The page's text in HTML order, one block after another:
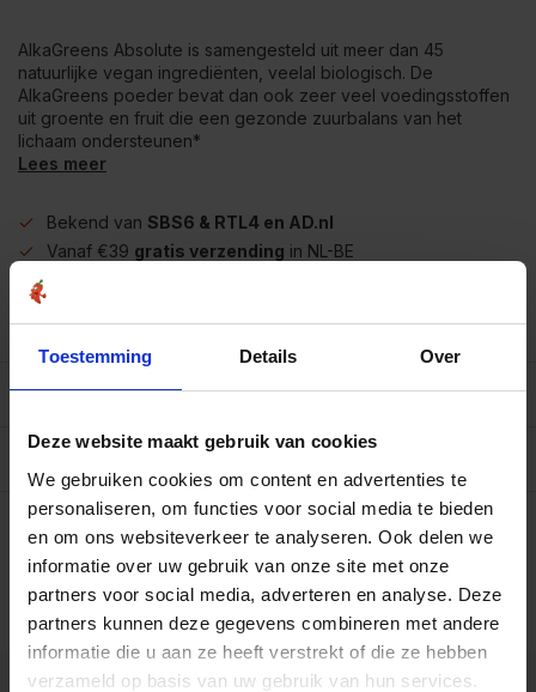
Toestemming Details Over
Deze website maakt gebruik van cookies
We gebruiken cookies om content en advertenties te
personaliseren, om functies voor social media te bieden
en om ons websiteverkeer te analyseren. Ook delen we
informatie over uw gebruik van onze site met onze
partners voor social media, adverteren en analyse. Deze
partners kunnen deze gegevens combineren met andere
informatie die u aan ze heeft verstrekt of die ze hebben
verzameld op basis van uw gebruik van hun services.
AlkaGreens Absolute is samengesteld uit meer dan 45
natuurlijke vegan ingrediënten, veelal biologisch. De
AlkaGreens poeder bevat dan ook zeer veel voedingsstoffen
uit groente en fruit die een gezonde zuurbalans van het
lichaam ondersteunen*
Lees meer
Bekend van SBS6 & RTL4 en AD.nl
Vanaf €39 gratis verzending in NL-BE
Beschrijving
Op werkdagen voor 15.00 uur besteld, dezelfde dag
Mt1411 pot met 300
Art# 18136
Op voorraad
€29,95
Totaal:€29,95